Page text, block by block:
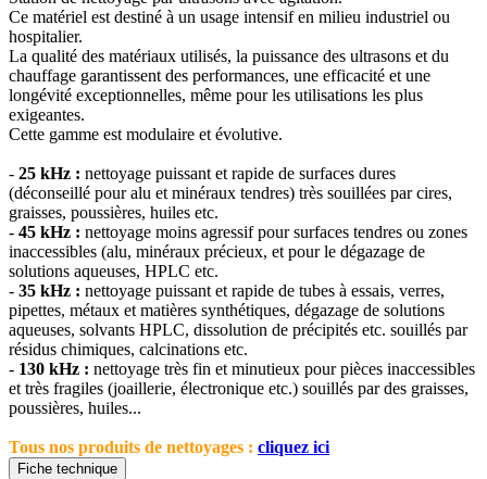
Ce matériel est destiné à un usage intensif en milieu industriel ou
hospitalier.
La qualité des matériaux utilisés, la puissance des ultrasons et du
chauffage garantissent des performances, une efficacité et une
longévité exceptionnelles, même pour les utilisations les plus
exigeantes.
Cette gamme est modulaire et évolutive.
- 25 kHz : nettoyage puissant et rapide de surfaces dures
(déconseillé pour alu et minéraux tendres) très souillées par cires,
graisses, poussières, huiles etc.
- 45 kHz : nettoyage moins agressif pour surfaces tendres ou zones
inaccessibles (alu, minéraux précieux, et pour le dégazage de
solutions aqueuses, HPLC etc.
- 35 kHz : nettoyage puissant et rapide de tubes à essais, verres,
pipettes, métaux et matières synthétiques, dégazage de solutions
aqueuses, solvants HPLC, dissolution de précipités etc. souillés par
résidus chimiques, calcinations etc.
- 130 kHz : nettoyage très fin et minutieux pour pièces inaccessibles
et très fragiles (joaillerie, électronique etc.) souillés par des graisses,
poussières, huiles...
Tous nos produits de nettoyages : cliquez ici
Fiche technique